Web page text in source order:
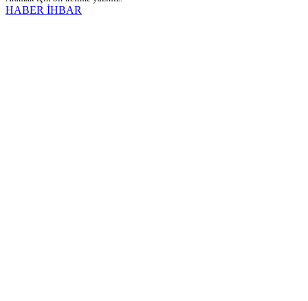
HABER İHBAR